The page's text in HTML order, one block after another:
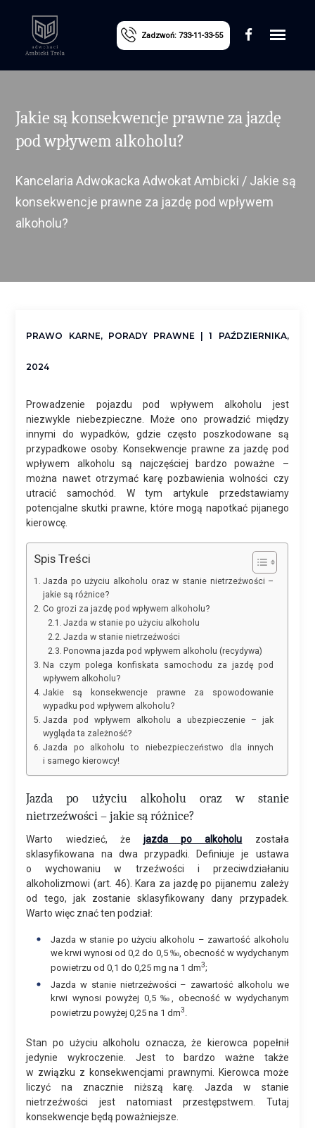
Zadzwoń: 733-11-33-55
Jakie są konsekwencje prawne za jazdę
pod wpływem alkoholu?
Kancelaria Adwokacka Adwokat Ambicki / Jakie są
konsekwencje prawne za jazdę pod wpływem
alkoholu?
PRAWO KARNE, PORADY PRAWNE | 1 PAŹDZIERNIKA,
2024
Prowadzenie pojazdu pod wpływem alkoholu jest
niezwykle niebezpieczne. Może ono prowadzić między
innymi do wypadków, gdzie często poszkodowane są
przypadkowe osoby. Konsekwencje prawne za jazdę pod
wpływem alkoholu są najczęściej bardzo poważne –
można nawet otrzymać karę pozbawienia wolności czy
utracić samochód. W tym artykule przedstawiamy
potencjalne skutki prawne, które mogą napotkać pijanego
kierowcę.
Spis Treści
Jazda po użyciu alkoholu oraz w stanie nietrzeźwości –
jakie są różnice?
Co grozi za jazdę pod wpływem alkoholu?
Jazda w stanie po użyciu alkoholu
Jazda w stanie nietrzeźwości
Ponowna jazda pod wpływem alkoholu (recydywa)
Na czym polega konfiskata samochodu za jazdę pod
wpływem alkoholu?
Jakie są konsekwencje prawne za spowodowanie
wypadku pod wpływem alkoholu?
Jazda pod wpływem alkoholu a ubezpieczenie – jak
wygląda ta zależność?
Jazda po alkoholu to niebezpieczeństwo dla innych
i samego kierowcy!
Jazda po użyciu alkoholu oraz w stanie
nietrzeźwości – jakie są różnice?
Warto wiedzieć, że jazda po alkoholu została
sklasyfikowana na dwa przypadki. Definiuje je ustawa
o wychowaniu w trzeźwości i przeciwdziałaniu
alkoholizmowi (art. 46). Kara za jazdę po pijanemu zależy
od tego, jak zostanie sklasyfikowany dany przypadek.
Warto więc znać ten podział:
Jazda w stanie po użyciu alkoholu – zawartość alkoholu
we krwi wynosi od 0,2 do 0,5 ‰, obecność w wydychanym
powietrzu od 0,1 do 0,25 mg na 1 dm3;
Jazda w stanie nietrzeźwości – zawartość alkoholu we
krwi wynosi powyżej 0,5 ‰, obecność w wydychanym
powietrzu powyżej 0,25 na 1 dm3.
Stan po użyciu alkoholu oznacza, że kierowca popełnił
jedynie wykroczenie. Jest to bardzo ważne także
w związku z konsekwencjami prawnymi. Kierowca może
liczyć na znacznie niższą karę. Jazda w stanie
nietrzeźwości jest natomiast przestępstwem. Tutaj
konsekwencje będą poważniejsze.